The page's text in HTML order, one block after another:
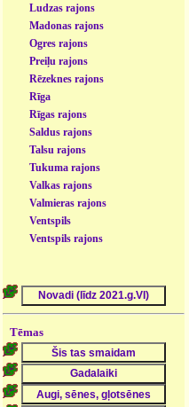
Ludzas rajons
Madonas rajons
Ogres rajons
Preiļu rajons
Rēzeknes rajons
Rīga
Rīgas rajons
Saldus rajons
Talsu rajons
Tukuma rajons
Valkas rajons
Valmieras rajons
Ventspils
Ventspils rajons
Tēmas